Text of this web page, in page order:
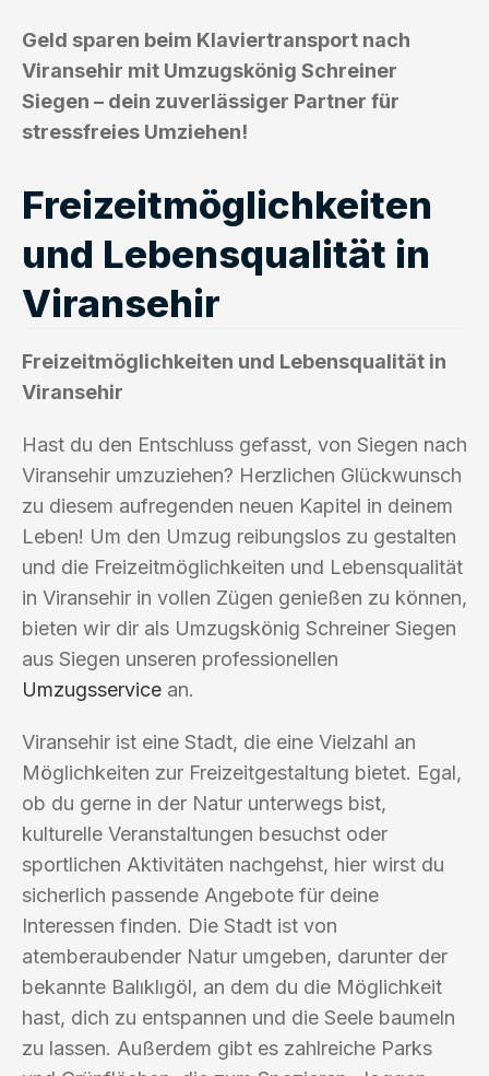
Geld sparen beim Klaviertransport nach
Viransehir mit Umzugskönig Schreiner
Siegen – dein zuverlässiger Partner für
stressfreies Umziehen!
Freizeitmöglichkeiten
und Lebensqualität in
Viransehir
Freizeitmöglichkeiten und Lebensqualität in
Viransehir
Hast du den Entschluss gefasst, von Siegen nach
Viransehir umzuziehen? Herzlichen Glückwunsch
zu diesem aufregenden neuen Kapitel in deinem
Leben! Um den Umzug reibungslos zu gestalten
und die Freizeitmöglichkeiten und Lebensqualität
in Viransehir in vollen Zügen genießen zu können,
bieten wir dir als Umzugskönig Schreiner Siegen
aus Siegen unseren professionellen
Umzugsservice an.
Viransehir ist eine Stadt, die eine Vielzahl an
Möglichkeiten zur Freizeitgestaltung bietet. Egal,
ob du gerne in der Natur unterwegs bist,
kulturelle Veranstaltungen besuchst oder
sportlichen Aktivitäten nachgehst, hier wirst du
sicherlich passende Angebote für deine
Interessen finden. Die Stadt ist von
atemberaubender Natur umgeben, darunter der
bekannte Balıklıgöl, an dem du die Möglichkeit
hast, dich zu entspannen und die Seele baumeln
zu lassen. Außerdem gibt es zahlreiche Parks